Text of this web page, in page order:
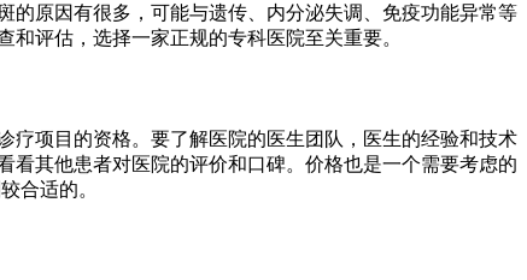
的原因有很多，可能与遗传、内分泌失调、免疫功能异常等
评估，选择一家正规的专科医院至关重要。
疗项目的资格。要了解医院的医生团队，医生的经验和技术
其他患者对医院的评价和口碑。价格也是一个需要考虑的
合适的。